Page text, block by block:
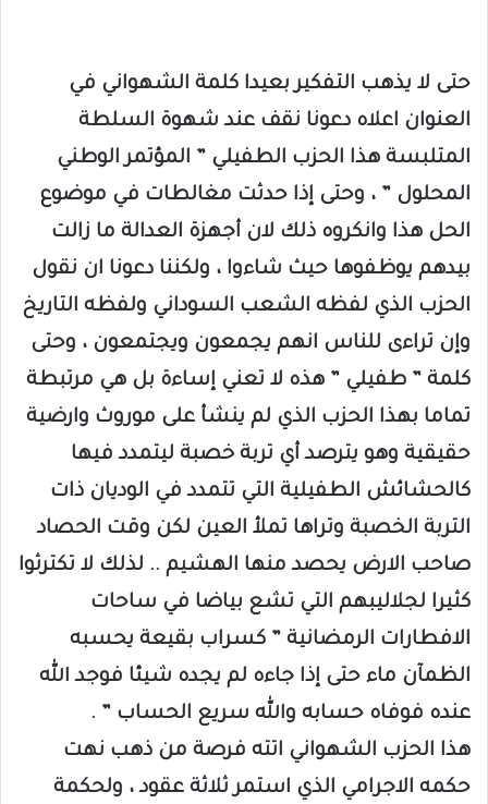
حتى لا يذهب التفكير بعيدا كلمة الشهواني في
العنوان اعلاه دعونا نقف عند شهوة السلطة
المتلبسة هذا الحزب الطفيلي ” المؤتمر الوطني
المحلول ” ، وحتى إذا حدثت مغالطات في موضوع
الحل هذا وانكروه ذلك لان أجهزة العدالة ما زالت
بيدهم يوظفوها حيث شاءوا ، ولكننا دعونا ان نقول
الحزب الذي لفظه الشعب السوداني ولفظه التاريخ
وإن تراءى للناس انهم يجمعون ويجتمعون ، وحتى
كلمة ” طفيلي ” هذه لا تعني إساءة بل هي مرتبطة
تماما بهذا الحزب الذي لم ينشأ على موروث وارضية
حقيقية وهو يترصد أي تربة خصبة ليتمدد فيها
كالحشائش الطفيلية التي تتمدد في الوديان ذات
التربة الخصبة وتراها تملأ العين لكن وقت الحصاد
صاحب الارض يحصد منها الهشيم .. لذلك لا تكترثوا
كثيرا لجلاليبهم التي تشع بياضا في ساحات
الافطارات الرمضانية ” كسراب بقيعة يحسبه
الظمآن ماء حتى إذا جاءه لم يجده شيئا فوجد الله
عنده فوفاه حسابه والله سريع الحساب ” .
هذا الحزب الشهواني اتته فرصة من ذهب نهت
حكمه الاجرامي الذي استمر ثلاثة عقود ، ولحكمة